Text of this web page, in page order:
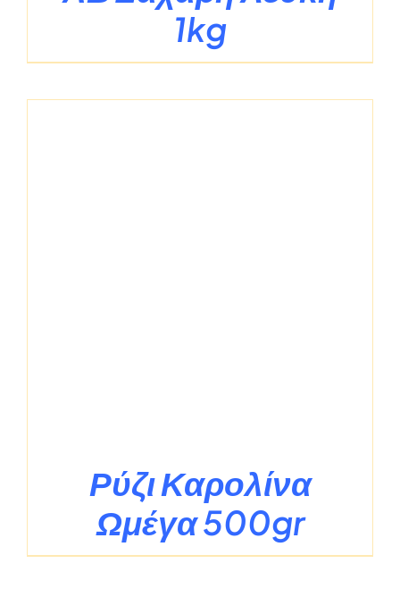
1kg
Ρύζι Καρολίνα
Ωμέγα 500gr